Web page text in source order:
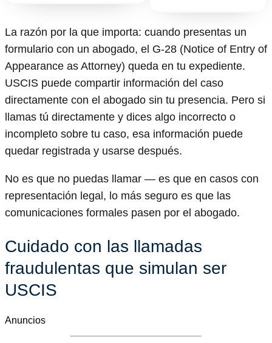
La razón por la que importa: cuando presentas un
formulario con un abogado, el G-28 (Notice of Entry of
Appearance as Attorney) queda en tu expediente.
USCIS puede compartir información del caso
directamente con el abogado sin tu presencia. Pero si
llamas tú directamente y dices algo incorrecto o
incompleto sobre tu caso, esa información puede
quedar registrada y usarse después.
No es que no puedas llamar — es que en casos con
representación legal, lo más seguro es que las
comunicaciones formales pasen por el abogado.
Cuidado con las llamadas
fraudulentas que simulan ser
USCIS
Anuncios